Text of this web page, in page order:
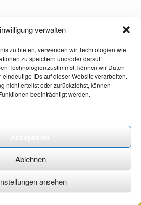
verwalten
zu bieten, verwenden wir Technologien wie
zu speichern und/oder darauf
Technologien zustimmst, können wir Daten
IDs auf dieser Website verarbeiten.
nicht erteilst oder zurückziehst, können
beeinträchtigt werden.
Ablehnen
ansehen
·AGB ·Datenschutzerklärung ·Impressum ·